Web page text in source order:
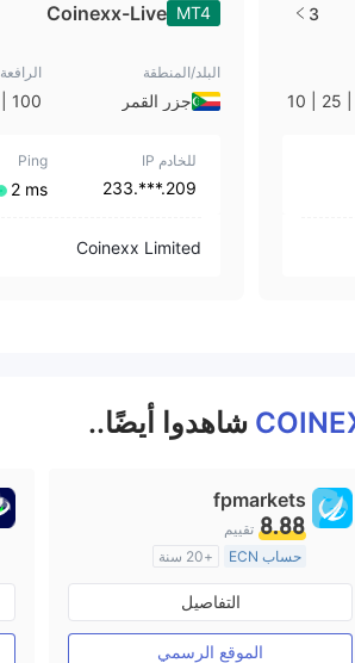
MT4
Coinexx-Live
البلد/المنطقة
جزر القمر
الرافعة
للخادم IP
209.***.233
Ping
⁦2 ms⁩
Coinexx Limited
3
100 | 50 | 33 | 25 | 10
شاهدوا أيضًا..
fpmarkets
8.88 تقييم
حساب ECN
+20 سنة
منظمة في أستراليا
صناعة السوق (MM)
رخصة كاملة ميتاتريدر ٤
التفاصيل
الموقع الرسمي